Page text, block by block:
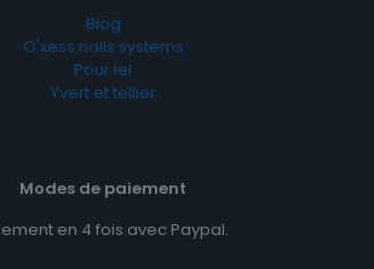
Blog
O'xess nails systems
Pour iel
Yvert et tellier
Modes de paiement
en 4 fois avec Paypal.